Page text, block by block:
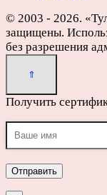
© 2003 - 2026.
защищены.
без разрешения
Получить